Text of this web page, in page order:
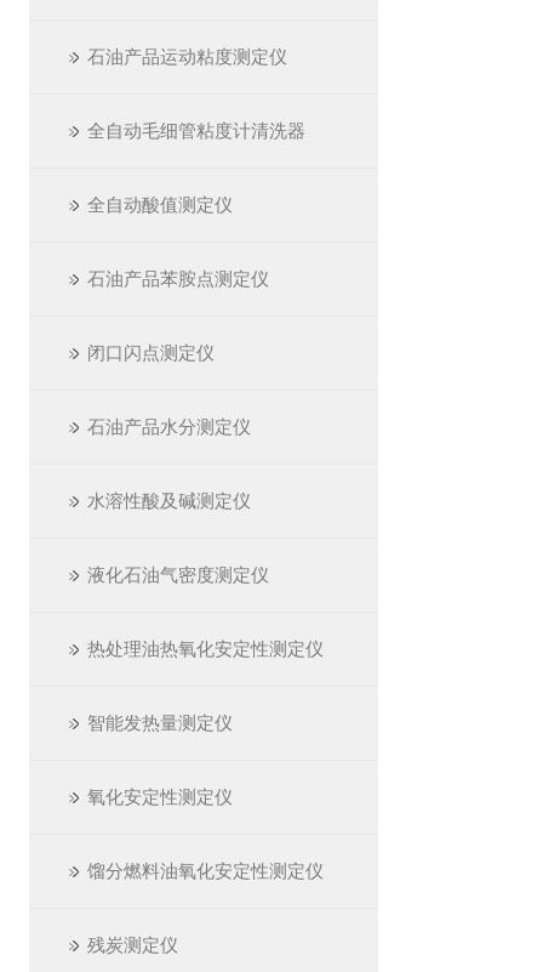
石油产品运动粘度测定仪
全自动毛细管粘度计清洗器
全自动酸值测定仪
石油产品苯胺点测定仪
闭口闪点测定仪
石油产品水分测定仪
水溶性酸及碱测定仪
液化石油气密度测定仪
热处理油热氧化安定性测定仪
智能发热量测定仪
氧化安定性测定仪
馏分燃料油氧化安定性测定仪
残炭测定仪